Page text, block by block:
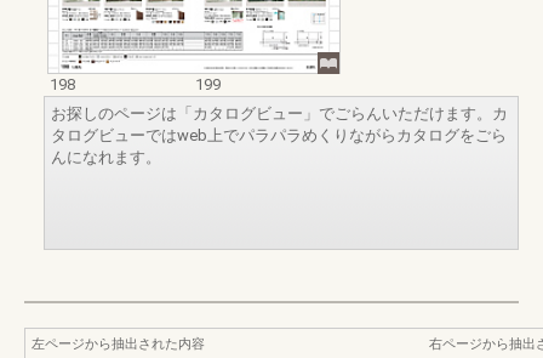
198
199
お探しのページは「カタログビュー」でごらんいただけます。カ
タログビューではweb上でパラパラめくりながらカタログをごら
んになれます。
左ページから抽出された内容
右ページから抽出